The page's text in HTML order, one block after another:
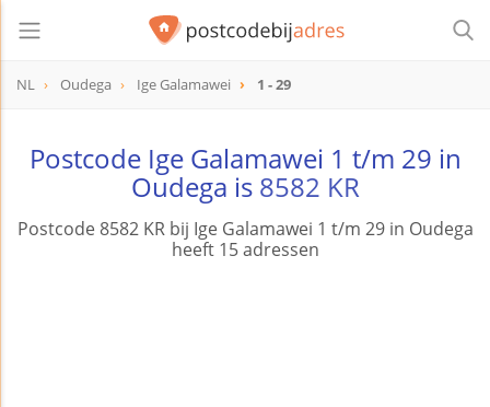
NL Oudega Ige Galamawei 1 - 29
Postcode Ige Galamawei 1 t/m 29 in
Oudega is 8582 KR
Postcode 8582 KR bij Ige Galamawei 1 t/m 29 in Oudega
heeft 15 adressen